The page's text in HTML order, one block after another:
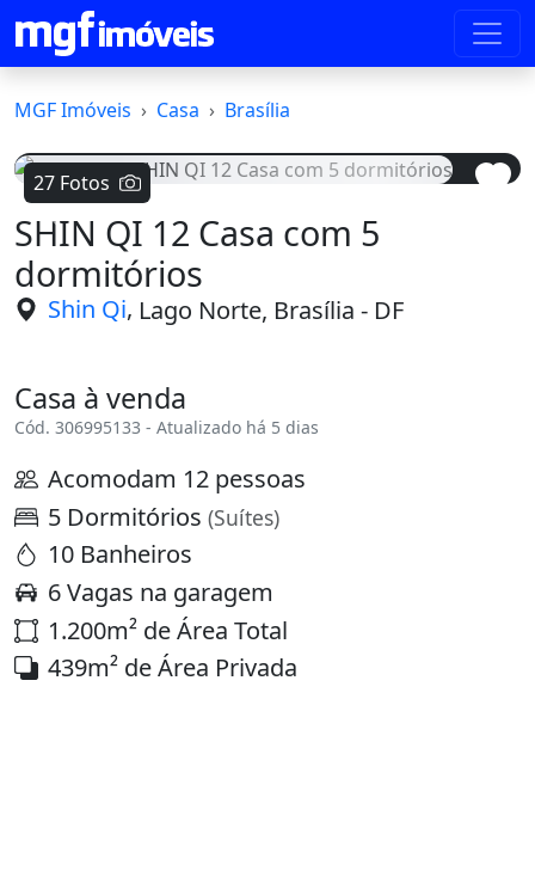
MGF Imóveis Casa Brasília
27 Fotos
Voltar
SHIN QI 12 Casa com 5
dormitórios
Shin Qi, Lago Norte, Brasília - DF
Casa à venda
Cód. 306995133 - Atualizado há 5 dias
Acomodam 12 pessoas
5 Dormitórios (Suítes)
10 Banheiros
6 Vagas na garagem
1.200m² de Área Total
439m² de Área Privada